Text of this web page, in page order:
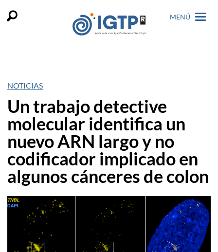
MENÚ
NOTICIAS
Un trabajo detective
molecular identifica un
nuevo ARN largo y no
codificador implicado en
algunos cánceres de colon